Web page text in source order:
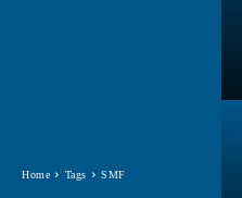
Home Tags SMF